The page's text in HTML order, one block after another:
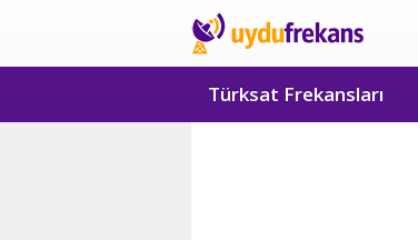
Türksat Frekansları